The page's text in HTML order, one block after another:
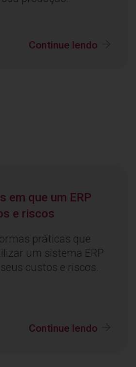
Continue lendo
em que um ERP
e riscos
práticas que
um sistema ERP
custos e riscos.
Continue lendo